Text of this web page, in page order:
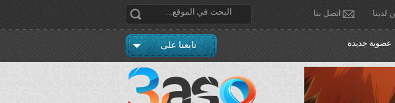
اتصل بنا
عضوية جديدة تابعنا على